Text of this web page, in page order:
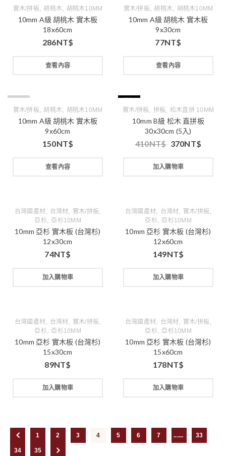
實木/拼板, 胡桃木 胡桃木10MM
10mm A級 胡桃木 實木板
18x60cm
286NT$
查看內容
實木/拼板, 胡桃木 胡桃木10MM
10mm A級 胡桃木 實木板
9x30cm
77NT$
查看內容
實木/拼板, 胡桃木 胡桃木10MM
10mm A級 胡桃木 實木板
9x60cm
150NT$
查看內容
實木/拼板 拼板 松木直拼 10MM
10mm B級 松木 直拼板
30x30cm (5入)
410NT$ 370NT$
加入購物車
台灣國產材 台灣材 實木/拼板
亞杉 亞杉10MM
10mm 亞杉 實木板 (台灣杉)
12x30cm
74NT$
加入購物車
台灣國產材 台灣材 實木/拼板
亞杉 亞杉10MM
10mm 亞杉 實木板 (台灣杉)
12x60cm
149NT$
加入購物車
台灣國產材 台灣材 實木/拼板
亞杉 亞杉10MM
10mm 亞杉 實木板 (台灣杉)
15x30cm
89NT$
加入購物車
台灣國產材 台灣材 實木/拼板
亞杉 亞杉10MM
10mm 亞杉 實木板 (台灣杉)
15x60cm
178NT$
加入購物車
1 2 3 4 5 6 7 ... 33
34 35